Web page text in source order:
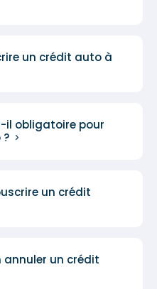
un crédit auto à
il obligatoire pour
un crédit
un crédit